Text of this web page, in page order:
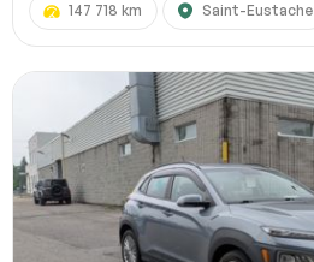
147 718 km Saint-Eustache